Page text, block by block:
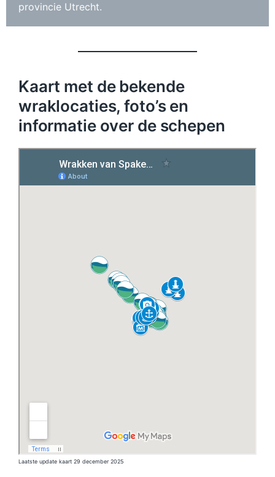
provincie Utrecht.
Kaart met de bekende
wraklocaties, foto’s en
informatie over de schepen
Laatste update kaart 29 december 2025